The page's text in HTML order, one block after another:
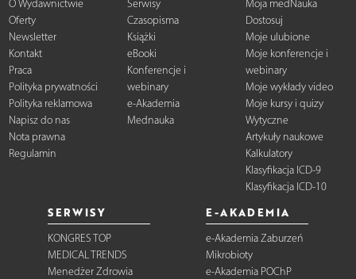
O Wydawnictwie
Oferty
Newsletter
Kontakt
Praca
Polityka prywatności
Polityka reklamowa
Napisz do nas
Nota prawna
Regulamin
Serwisy
Czasopisma
Książki
eBooki
Konferencje i
webinary
e-Akademia
Mednauka
Moja medNauka
Dostosuj
Moje ulubione
Moje konferencje i
webinary
Moje wykłady video
Moje kursy i quizy
Wytyczne
Artykuły naukowe
Kalkulatory
Klasyfikacja ICD-9
Klasyfikacja ICD-10
SERWISY
KONGRES TOP
MEDICAL TRENDS
Menedżer Zdrowia
E-AKADEMIA
e-Akademia Zaburzeń
Mikrobioty
e-Akademia POChP